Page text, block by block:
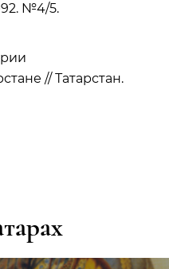
№4/5.
// Татарстан.